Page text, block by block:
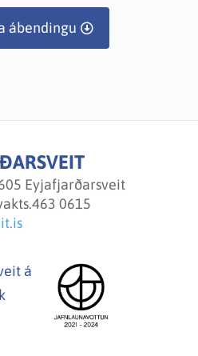
ábendingu
Eyjafjarðarsveit
0615
á